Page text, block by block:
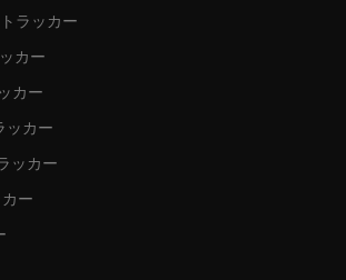
ラッカー
カー
カー
ッカー
ッカー
ー